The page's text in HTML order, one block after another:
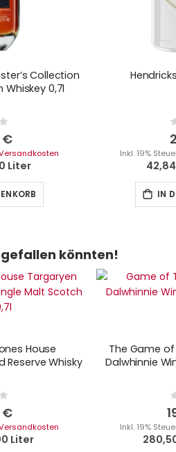
Collection
Whiskey 0,7l
€
Liter
Inkl. 19%
IN
könnten!
House
Reserve Whisky
€
Liter
The Game
Dalwhinnie
Inkl. 19%